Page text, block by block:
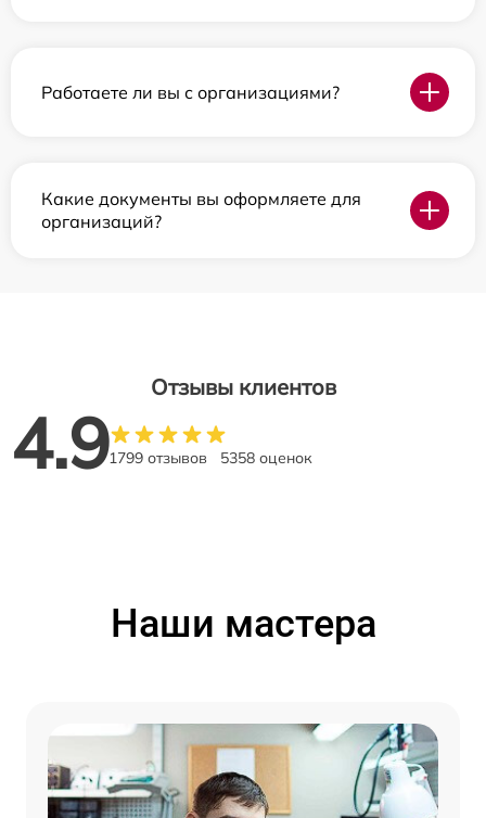
Работаете ли вы с организациями?
Какие документы вы оформляете для
организаций?
Отзывы клиентов
4.91799 отзывов 5358 оценок
Наши мастера